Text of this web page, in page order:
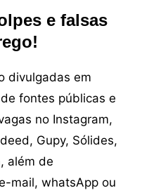
e falsas
divulgadas em
fontes públicas e
no Instagram,
Gupy, Sólides,
além de
mail, whatsApp ou